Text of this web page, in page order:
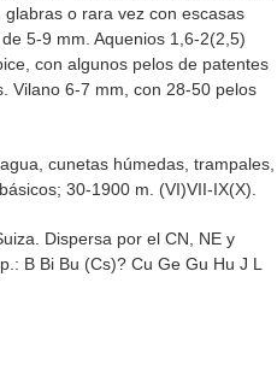
o rara vez con escasas
5-9 mm. Aquenios 1,6-2(2,5)
con algunos pelos de patentes
Vilano 6-7 mm, con 28-50 pelos
cunetas húmedas, trampales,
30-1900 m. (VI)VII-IX(X).
Dispersa por el CN, NE y
B Bi Bu (Cs)? Cu Ge Gu Hu J L